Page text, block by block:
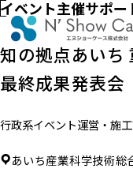
イベント主催サポー
知の拠点あい
最終成果発表会
行政系イベント運営・施
あいち産業科学技術総